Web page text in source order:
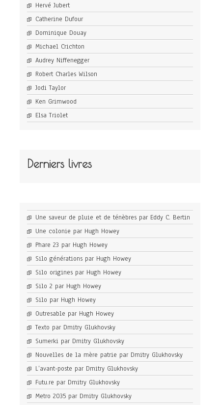
Hervé Jubert
Catherine Dufour
Dominique Douay
Michael Crichton
Audrey Niffenegger
Robert Charles Wilson
Jodi Taylor
Ken Grimwood
Elsa Triolet
Derniers livres
Une saveur de pluie et de ténèbres par Eddy C. Bertin
Une colonie par Hugh Howey
Phare 23 par Hugh Howey
Silo générations par Hugh Howey
Silo origines par Hugh Howey
Silo 2 par Hugh Howey
Silo par Hugh Howey
Outresable par Hugh Howey
Texto par Dmitry Glukhovsky
Sumerki par Dmitry Glukhovsky
Nouvelles de la mère patrie par Dmitry Glukhovsky
L’avant-poste par Dmitry Glukhovsky
Futu.re par Dmitry Glukhovsky
Metro 2035 par Dmitry Glukhovsky